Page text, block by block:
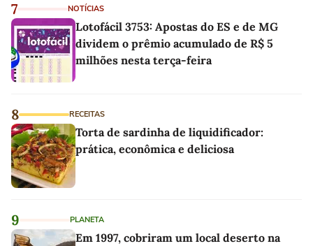
7 NOTÍCIAS
Lotofácil 3753: Apostas do ES e de MG
dividem o prêmio acumulado de R$ 5
milhões nesta terça-feira
8 RECEITAS
Torta de sardinha de liquidificador:
prática, econômica e deliciosa
9 PLANETA
Em 1997, cobriram um local deserto na